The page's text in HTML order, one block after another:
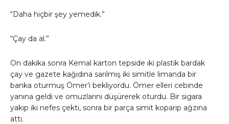
“Daha hiçbir şey yemedik.”
“Çay da al.”
On dakika sonra Kemal karton tepside iki plastik bardak
çay ve gazete kağıdına sarılmış iki simitle limanda bir
banka oturmuş Ömer’i bekliyordu. Ömer elleri cebinde
yanına geldi ve omuzlarını düşürerek oturdu. Bir sigara
yakıp iki nefes çekti, sonra bir parça simit koparıp ağzına
attı.